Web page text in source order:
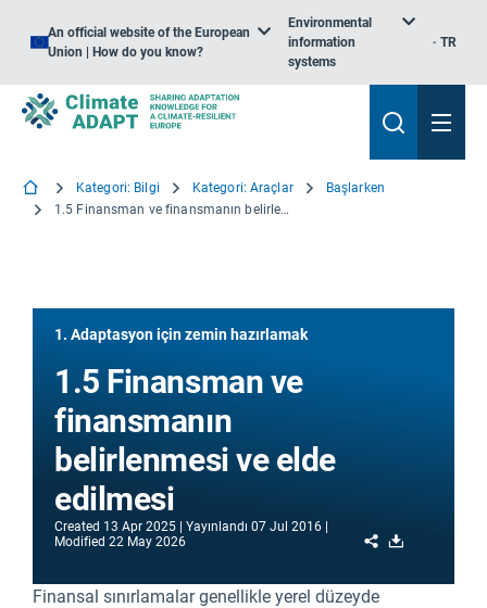
An official website of the European
Union | How do you know?
Environmental
information
systems
TR
Kategori: Bilgi Kategori: Araçlar
Başlarken
1.5 Finansman ve finansmanın belirlenmesi ve elde edilmesi
1. Adaptasyon için zemin hazırlamak
1.5 Finansman ve
finansmanın
belirlenmesi ve elde
edilmesi
Created 13 Apr 2025 Yayınlandı 07 Jul 2016
Modified 22 May 2026 Share
Finansal sınırlamalar genellikle yerel düzeyde